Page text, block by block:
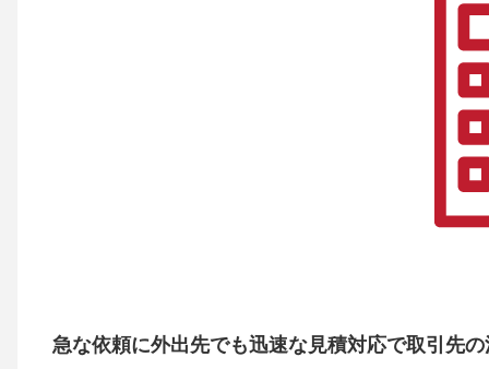
急な依頼に外出先でも迅速な見積対応で取引先